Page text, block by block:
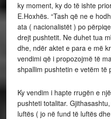
ky moment, ky do të ishte
E.Hoxhës. “Tash që ne e
ata ( nacionalistët ) po
drejt pushtetit. Ne duhet tua
dhe, ndër aktet e para e më
vendimi që i propozojmë të
shpallim pushtetin e vetëm të
Ky vendim i hapte rrugën e
pushteti totalitar.
luftës ( jo në fund të luftës